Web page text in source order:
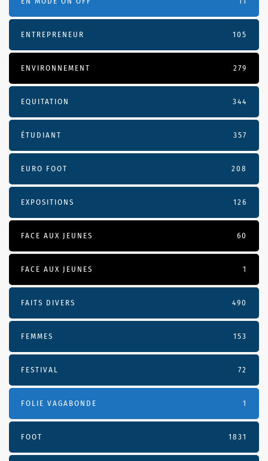
ENTREPRENEUR 105
ENVIRONNEMENT 279
EQUITATION 344
ÉTUDIANT 357
EURO FOOT 208
EXPOSITIONS 126
FACE AUX JEUNES 60
FACE AUX JEUNES 1
FAITS DIVERS 490
FEMMES 153
FESTIVAL 72
FOLIE VAGABONDE 1
FOOT 1831